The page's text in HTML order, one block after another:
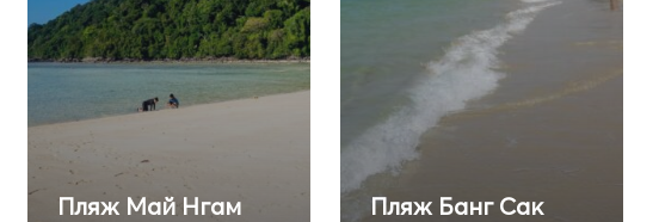
Пляж Май Нгам Пляж Банг Сак